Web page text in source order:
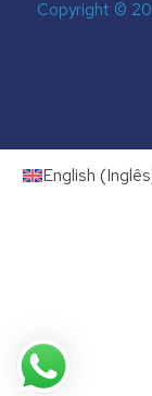
Copyright ©
English (Inglês